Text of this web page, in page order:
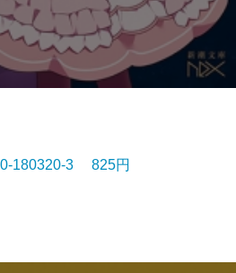
180320-3 825円